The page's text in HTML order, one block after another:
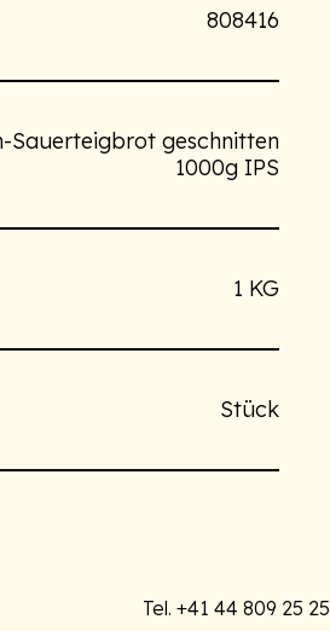
808416
Sauerteigbrot geschnitten
1000g IPS
1 KG
Stück
Tel.+41 44 809 25 25